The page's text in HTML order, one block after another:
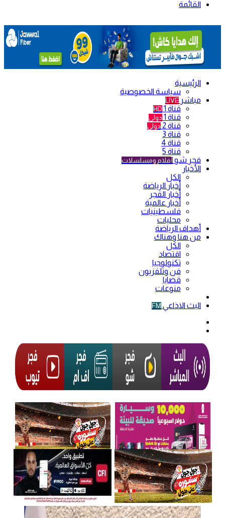
القائمة
الرئيسية
سياسة الخصوصية
مباشر LIVE
قناة 1 HD
قناة 1 دولي
قناة 2 دولي
قناة 3
قناة 4
قناة 5
فجر شو أفلام ومسلسلات
الأخبار
الكل
أخبار الرياضة
أخبار الفجر
أخبار عالمية
فلسطينيات
محليات
أهداف الرياضة
من هنا وهناك
الكل
اقتصاد
تكنولوجيا
فن وتلفزيون
قضايا
منوعات
البث الاذاعي FM